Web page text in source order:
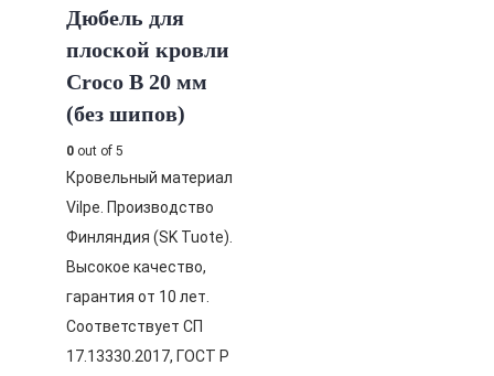
Дюбель для
плоской кровли
Croco B 20 мм
(без шипов)
0 out of 5
Кровельный материал
Vilpe. Производство
Финляндия (SK Tuote).
Высокое качество,
гарантия от 10 лет.
Соответствует СП
17.13330.2017, ГОСТ Р